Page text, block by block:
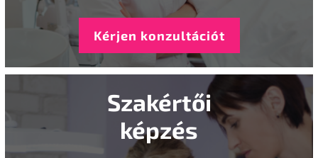
Kérjen konzultációt
Szakértői
képzés